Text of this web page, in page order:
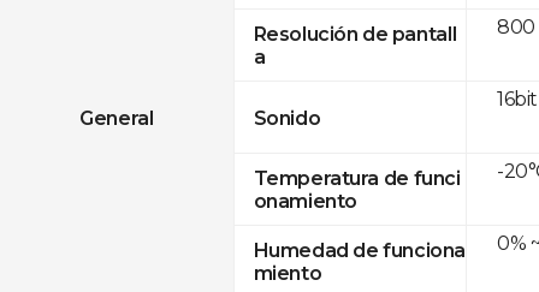
General
Resolución de pantall
a
Sonido
Temperatura de funci
onamiento
Humedad de funciona
miento
800
16bit
-
0%